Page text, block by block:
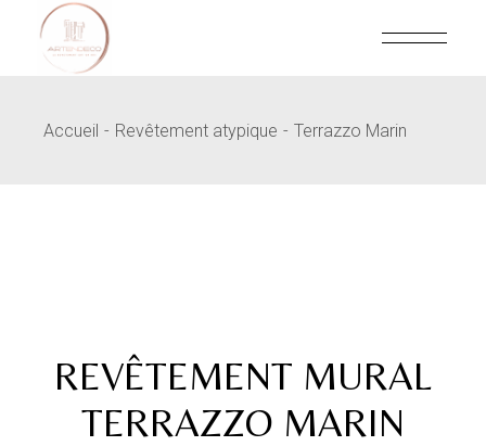
content
Accueil Revêtement atypique Terrazzo Marin
REVÊTEMENT MURAL
TERRAZZO MARIN